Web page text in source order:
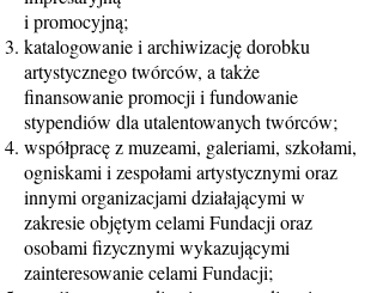
i promocyjną;
katalogowanie i archiwizację dorobku
artystycznego twórców, a także
finansowanie promocji i fundowanie
stypendiów dla utalentowanych twórców;
współpracę z muzeami, galeriami, szkołami,
ogniskami i zespołami artystycznymi oraz
innymi organizacjami działającymi w
zakresie objętym celami Fundacji oraz
osobami fizycznymi wykazującymi
zainteresowanie celami Fundacji;